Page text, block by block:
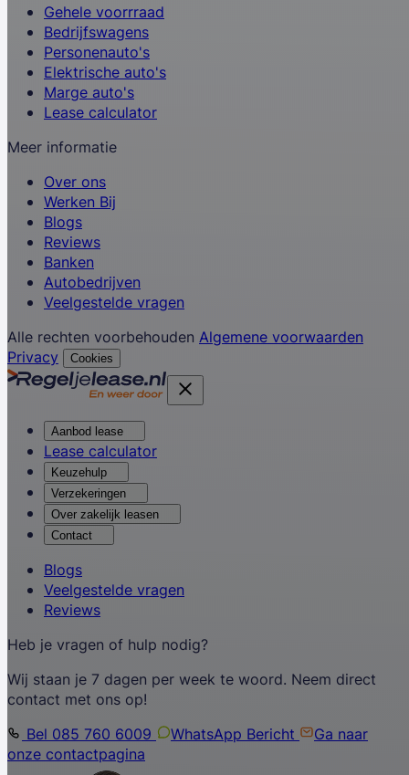
Gehele voorrraad
Bedrijfswagens
Personenauto's
Elektrische auto's
Marge auto's
Lease calculator
Meer informatie
Over ons
Werken Bij
Blogs
Reviews
Banken
Autobedrijven
Veelgestelde vragen
Alle rechten voorbehouden Algemene voorwaarden
Privacy
Cookies
Aanbod lease
Lease calculator
Keuzehulp
Verzekeringen
Over zakelijk leasen
Contact
Blogs
Veelgestelde vragen
Reviews
Heb je vragen of hulp nodig?
Wij staan je 7 dagen per week te woord. Neem direct
contact met ons op!
Bel 085 760 6009
WhatsApp Bericht
Ga naar
onze contactpagina